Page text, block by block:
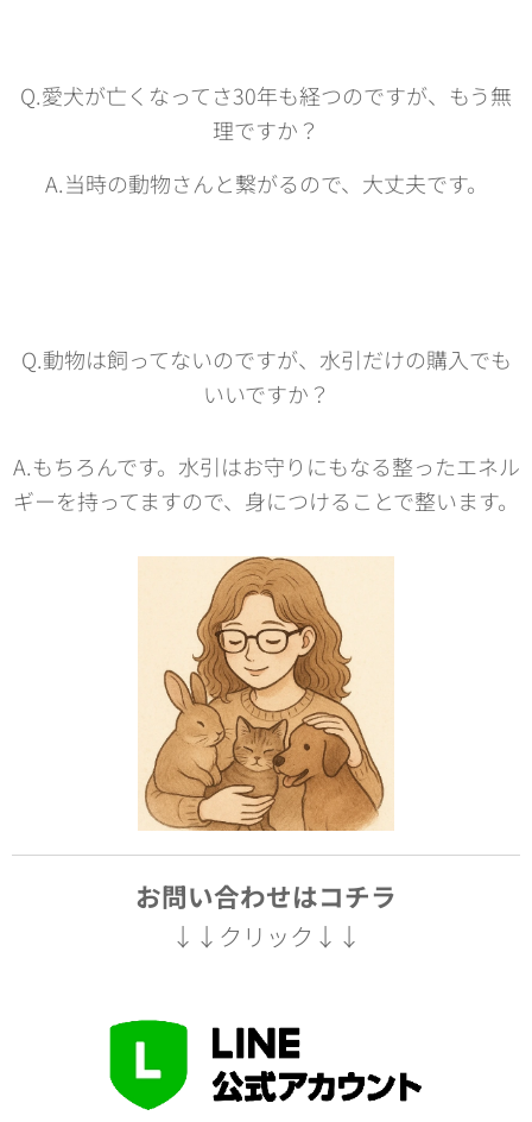
Q.愛犬が亡くなってさ30年も経つのですが、もう無
理ですか？
A.当時の動物さんと繋がるので、大丈夫です。
Q.動物は飼ってないのですが、水引だけの購入でも
いいですか？
A.もちろんです。水引はお守りにもなる整ったエネル
ギーを持ってますので、身につけることで整います。
お問い合わせはコチラ
↓↓クリック↓↓